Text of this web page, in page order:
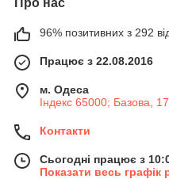
96% позитивних з 292
Працює з 22.08.2016
м. Одеса
Індекс 65000; Базова,
Контакти
Сьогодні працює з
Показати весь графік